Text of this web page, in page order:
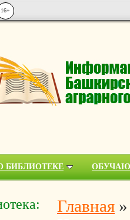
16+
БИБЛИОТЕКЕ
Главная